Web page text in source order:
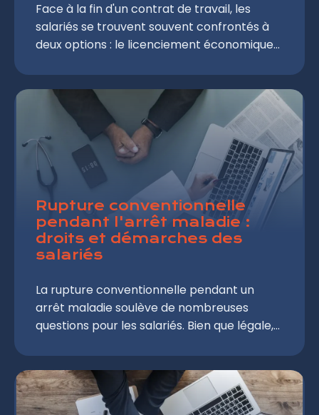
Face à la fin d'un contrat de travail, les
salariés se trouvent souvent confrontés à
deux options : le licenciement économique
procédures, bien que distinctes, soulèvent
de nombreuses interrogations.
Comprendre leurs différences, avantages
et inconvénients est crucial pour prendre
une décision éclairée et protéger ses
intérêts professionnels.
Rupture conventionnelle
pendant l'arrêt maladie :
droits et démarches des
salariés
La rupture conventionnelle pendant un
arrêt maladie soulève de nombreuses
questions pour les salariés. Bien que légale,
particulière pour garantir le respect des
droits du salarié. Cet article explore les
aspects juridiques, les démarches à suivre